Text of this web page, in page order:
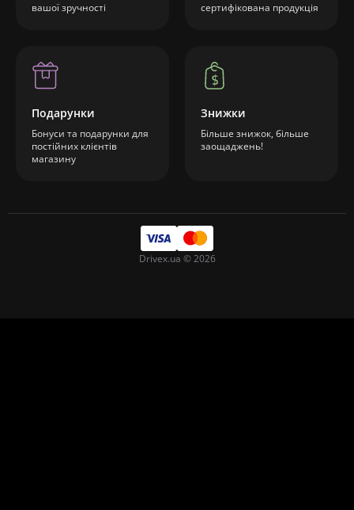
вашої зручності
сертифікована продукція
Подарунки
Бонуси та подарунки для
постійних клієнтів
магазину
Знижки
Більше знижок, більше
заощаджень!
Drivex.ua © 2026